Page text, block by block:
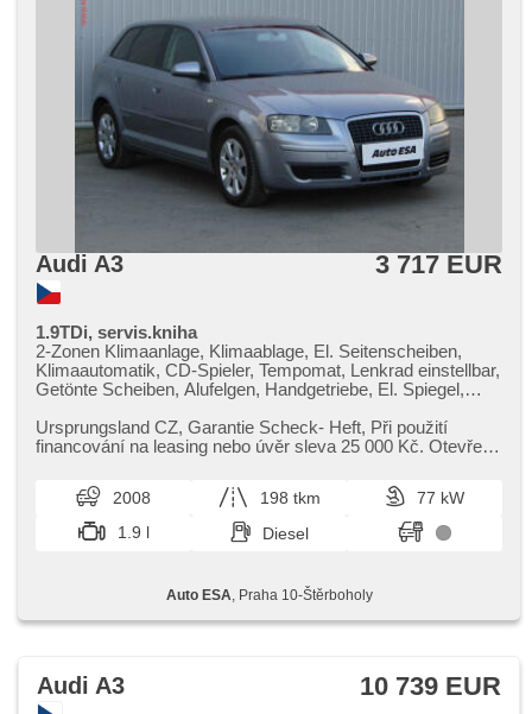
Audi A3 3 717 EUR
1.9TDi, servis.kniha
2-Zonen Klimaanlage, Klimaablage, El. Seitenscheiben,
Klimaautomatik, CD-Spieler, Tempomat, Lenkrad einstellbar,
Getönte Scheiben, Alufelgen, Handgetriebe, El. Spiegel,
Stabilitätsprogramm (ESP), ABS, isofix, Wegfahrsperre
Ursprungsland CZ,​ Garantie Scheck​- Heft,​ Při použití
financování na leasing nebo úvěr sleva 25 000 Kč. Otevřeno
2008 198 tkm
77 kW
1.9 l
Diesel
Auto ESA , Praha 10-Štěrboholy
Audi A3 10 739 EUR